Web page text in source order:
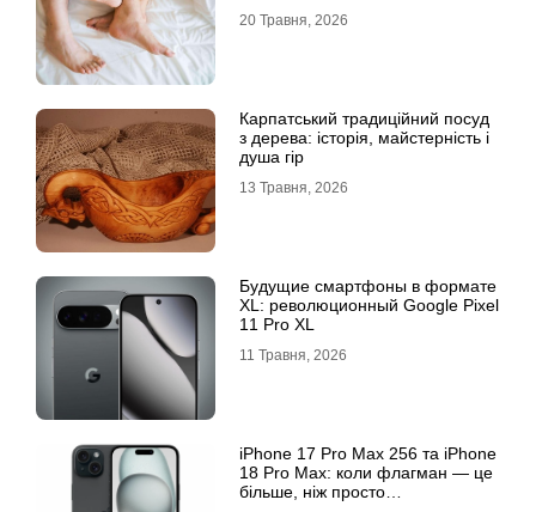
20 Травня, 2026
Карпатський традиційний посуд
з дерева: історія, майстерність і
душа гір
13 Травня, 2026
Будущие смартфоны в формате
XL: революционный Google Pixel
11 Pro XL
11 Травня, 2026
iРhone 17 Рro Мax 256 та iРhone
18 Рro Мax: коли флагман — це
більше, ніж просто